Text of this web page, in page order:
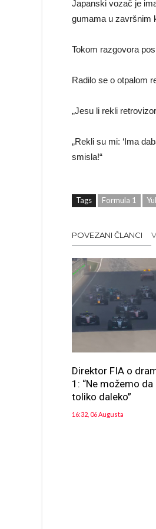
Japanski vozač je
gumama u završnim
Tokom razgovora
Radilo se o otpalom
„Jesu li rekli
„Rekli su mi: ‘Ima
smisla!“
Tags Formula 1
POVEZANI ČLANCI
Direktor FIA o
1: “Ne možemo
toliko daleko”
16:32, 06 Augusta